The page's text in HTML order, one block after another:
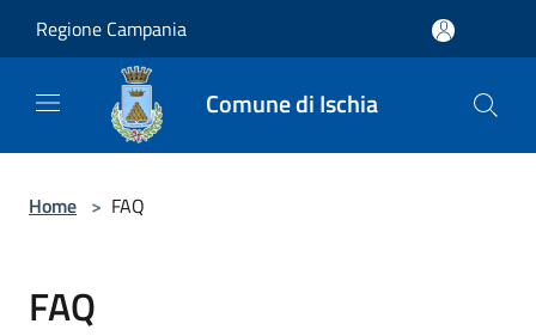
Regione Campania
Comune di Ischia
Home > FAQ
FAQ